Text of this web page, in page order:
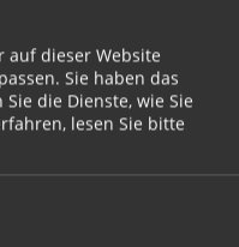
sich herzlich bei
zahlreichen
Die vielen positiven
für die
ein gelungenes
und lebendige
auf dieser Website
Sie haben das
die Dienste, wie Sie
lesen Sie bitte